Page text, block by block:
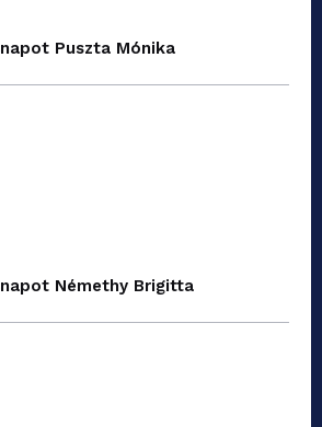
Puszta Mónika
Némethy Brigitta